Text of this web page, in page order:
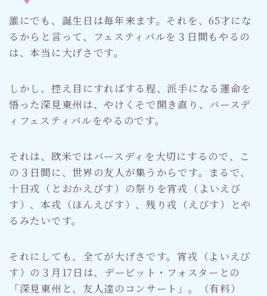
誰にでも、誕生日は毎年来ます。それを、65才にな
るからと言って、フェスティバルを３日間もやるの
は、本当に大げさです。
しかし、控え目にすればする程、派手になる運命を
悟った深見東州は、やけくそで開き直り、バースデ
ィフェスティバルをやるのです。
それは、欧米ではバースディを大切にするので、こ
の３日間に、世界の友人が集うからです。まるで、
十日戎（とおかえびす）の祭りを宵戎（よいえび
す）、本戎（ほんえびす）、残り戎（えびす）とや
るみたいです。
それにしても、全てが大げさです。宵戎（よいえび
す）の３月17日は、デービット・フォスターとの
「深見東州と、友人達のコンサート」。（有料）